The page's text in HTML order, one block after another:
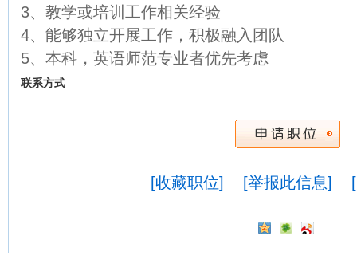
3、教学或培训工作相关经验
4、能够独立开展工作，积极融入团队
5、本科，英语师范专业者优先考虑
联系方式
[收藏职位] [举报此信息]